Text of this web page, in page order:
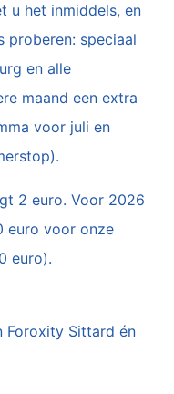
u het inmiddels, en
proberen: speciaal
en alle
maand een extra
voor juli en
2 euro. Voor 2026
euro voor onze
euro).
Foroxity Sittard én